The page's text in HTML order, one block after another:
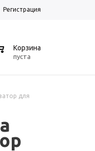
Регистрация
Корзина
пуста
для